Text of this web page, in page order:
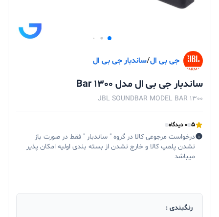
جی‌ بی‌ ال/ساندبار جی‌ بی‌ ال
ساندبار جی بی ال مدل Bar 1300
JBL SOUNDBAR MODEL BAR 1300
5 0 دیدگاه
درخواست مرجوعی کالا در گروه " ساندبار " فقط در صورت باز
نشدن پلمپ کالا و خارج نشدن از بسته بندی اولیه امکان پذیر
میباشد
رنگبندی :